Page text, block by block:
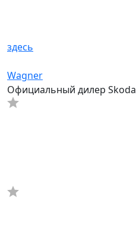
здесь
Wagner
Официальный дилер Skoda